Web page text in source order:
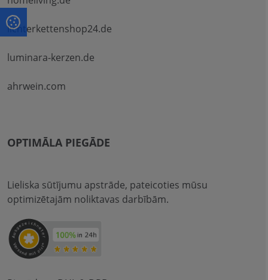
lichterkettenshop24.de
luminara-kerzen.de
ahrwein.com
OPTIMĀLA PIEGĀDE
Lieliska sūtījumu apstrāde, pateicoties mūsu
optimizētajām noliktavas darbībām.